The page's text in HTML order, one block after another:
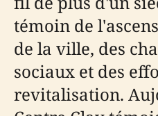
témoin de
de la ville, des
sociaux et des
revitalisation.